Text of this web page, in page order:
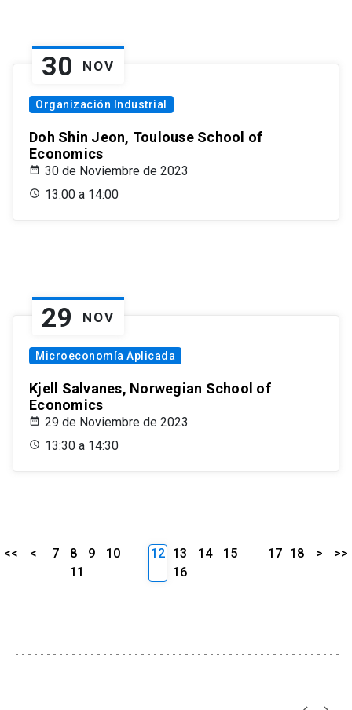
30 NOV
Organización Industrial
Doh Shin Jeon, Toulouse School of
Economics
30 de Noviembre de 2023
13:00 a 14:00
29 NOV
Microeconomía Aplicada
Kjell Salvanes, Norwegian School of
Economics
29 de Noviembre de 2023
13:30 a 14:30
<< < 7 8 9
10
11
12 13 14
15
16
17 18 > >>